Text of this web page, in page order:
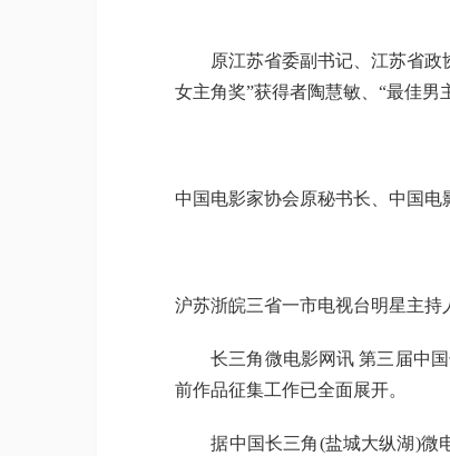
原江苏省委副书记、江苏省政协
女主角奖”获得者陶慧敏、“最佳男
中国电影家协会原秘书长、中国
沪苏浙皖三省一市电视台明星主
长三角微电影网讯 第三届中国
前作品征集工作已全面展开。
据中国长三角(盐城大纵湖)微电